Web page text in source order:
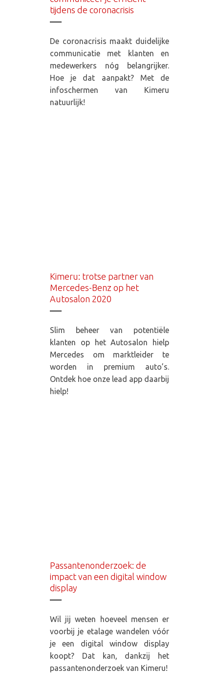
tijdens de coronacrisis
De coronacrisis maakt duidelijke
communicatie met klanten en
medewerkers nóg belangrijker.
Hoe je dat aanpakt? Met de
infoschermen van Kimeru
natuurlijk!
Kimeru: trotse partner van
Mercedes-Benz op het
Autosalon 2020
Slim beheer van potentiële
klanten op het Autosalon hielp
Mercedes om marktleider te
worden in premium auto’s.
Ontdek hoe onze lead app daarbij
hielp!
Passantenonderzoek: de
impact van een digital window
display
Wil jij weten hoeveel mensen er
voorbij je etalage wandelen vóór
je een digital window display
koopt? Dat kan, dankzij het
passantenonderzoek van Kimeru!